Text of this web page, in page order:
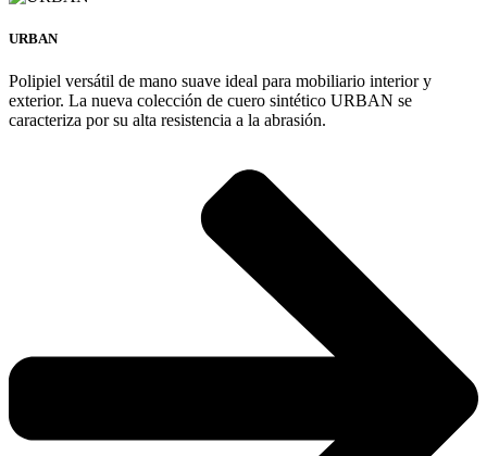
URBAN
Polipiel versátil de mano suave ideal para mobiliario interior y
exterior. La nueva colección de cuero sintético URBAN se
caracteriza por su alta resistencia a la abrasión.